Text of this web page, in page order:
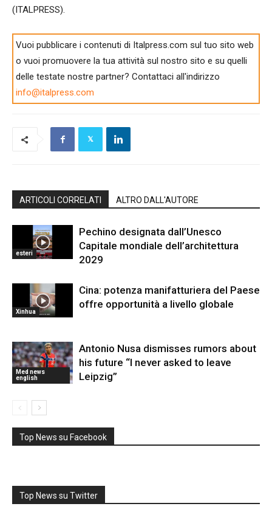
(ITALPRESS).
Vuoi pubblicare i contenuti di Italpress.com sul tuo sito web
o vuoi promuovere la tua attività sul nostro sito e su quelli
delle testate nostre partner? Contattaci all'indirizzo
info@italpress.com
ARTICOLI CORRELATI ALTRO DALL'AUTORE
esteri
Pechino designata dall’Unesco
Capitale mondiale dell’architettura
2029
Xinhua
Cina: potenza manifatturiera del Paese
offre opportunità a livello globale
Med news
english
Antonio Nusa dismisses rumors about
his future “I never asked to leave
Leipzig”
Top News su Facebook
Top News su Twitter